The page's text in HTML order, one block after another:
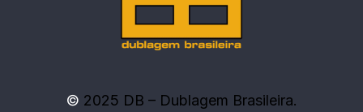
© 2025 DB – Dublagem Brasileira.